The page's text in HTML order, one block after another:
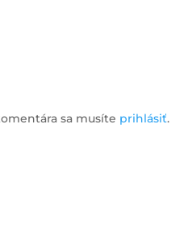
sa musíte prihlásiť.